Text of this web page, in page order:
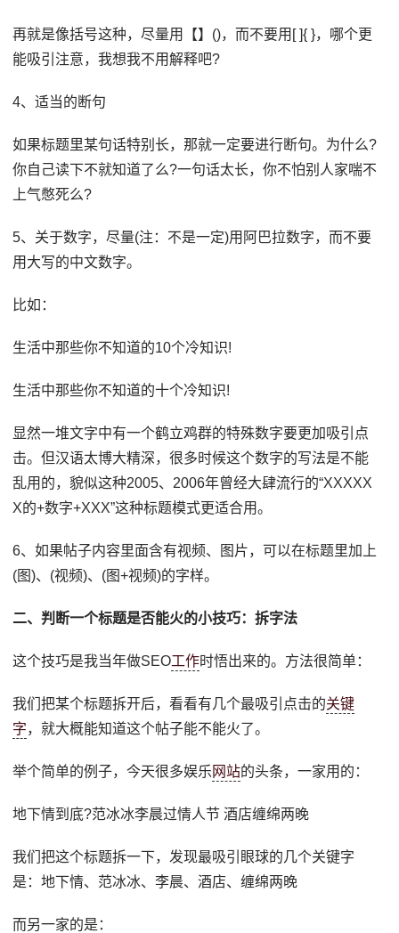
再就是像括号这种，尽量用【】()，而不要用[ ]{ }，哪个更
能吸引注意，我想我不用解释吧?
4、适当的断句
如果标题里某句话特别长，那就一定要进行断句。为什么?
你自己读下不就知道了么?一句话太长，你不怕别人家喘不
上气憋死么?
5、关于数字，尽量(注：不是一定)用阿巴拉数字，而不要
用大写的中文数字。
比如：
生活中那些你不知道的10个冷知识!
生活中那些你不知道的十个冷知识!
显然一堆文字中有一个鹤立鸡群的特殊数字要更加吸引点
击。但汉语太博大精深，很多时候这个数字的写法是不能
乱用的，貌似这种2005、2006年曾经大肆流行的“XXXXX
X的+数字+XXX”这种标题模式更适合用。
6、如果帖子内容里面含有视频、图片，可以在标题里加上
(图)、(视频)、(图+视频)的字样。
二、判断一个标题是否能火的小技巧：拆字法
这个技巧是我当年做SEO工作时悟出来的。方法很简单：
我们把某个标题拆开后，看看有几个最吸引点击的关键
字，就大概能知道这个帖子能不能火了。
举个简单的例子，今天很多娱乐 网站的头条，一家用的：
地下情到底?范冰冰李晨过情人节 酒店缠绵两晚
我们把这个标题拆一下，发现最吸引眼球的几个关键字
是：地下情、范冰冰、李晨、酒店、缠绵两晚
而另一家的是：